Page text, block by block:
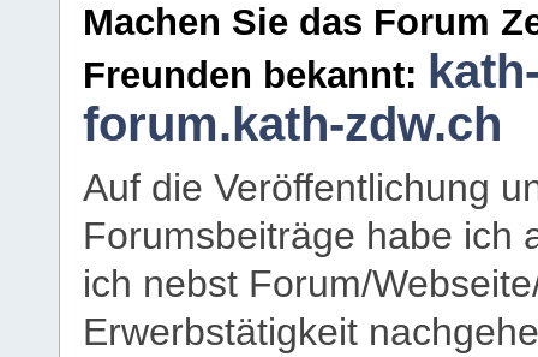
Machen Sie das Forum
Freunden bekannt:
forum.kath-zdw.ch
Auf die Veröffentlichung
Forumsbeiträge habe ich
ich nebst Forum/
Erwerbstätigkeit